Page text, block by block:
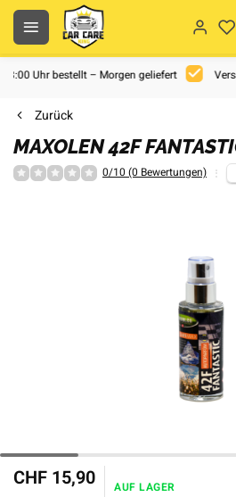
Uhr bestellt – Morgen geliefert
Zurück
MAXOLEN 42F
0/10 (0 Bewertungen)
CHF 15,90 AUF LAGER